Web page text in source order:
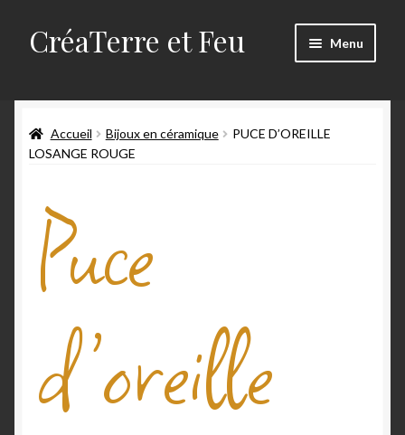
CréaTerre et Feu Menu
Blog
Mon compte
Mon travail
Qui suis-je
Accueil Bijoux en céramique
PUCE D’OREILLE
LOSANGE ROUGE
Puce
d’oreille